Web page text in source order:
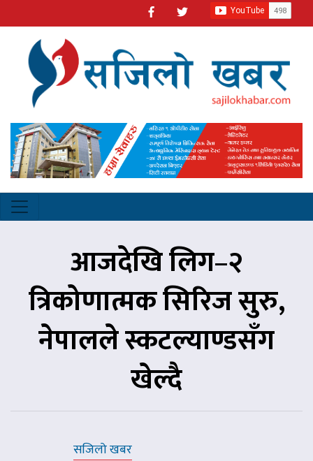
आजदेखि लिग–२
त्रिकोणात्मक सिरिज सुरु,
नेपालले स्कटल्याण्डसँग
खेल्दै
सजिलो खबर